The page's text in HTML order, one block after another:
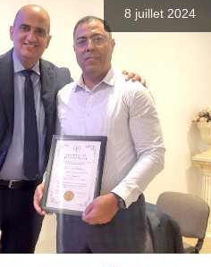
8 juillet 2024